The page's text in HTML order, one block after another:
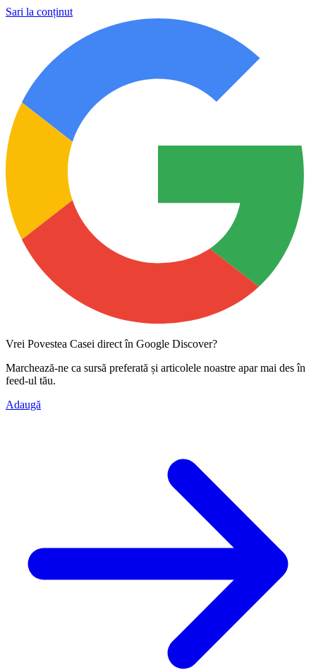
Sari la conținut
Vrei Povestea Casei direct în Google Discover?
Marchează-ne ca sursă preferată și articolele noastre apar mai des în
feed-ul tău.
Adaugă